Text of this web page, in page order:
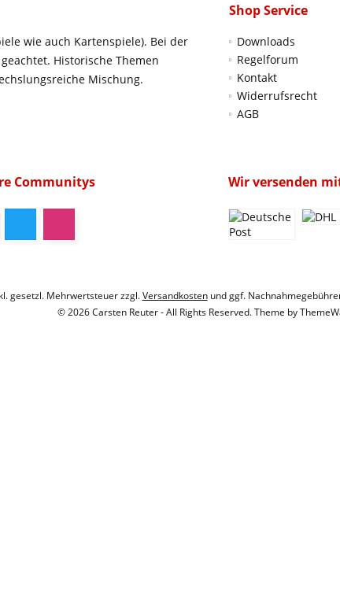
wie auch Kartenspiele). Bei der
Historische Themen
Mischung.
Shop Service
Downloads
Regelforum
Kontakt
Widerrufsrecht
AGB
Communitys Wir versenden
gesetzl. Mehrwertsteuer zzgl.Versandkostenund ggf.
© 2026 Carsten Reuter - All Rights Reserved. Theme by